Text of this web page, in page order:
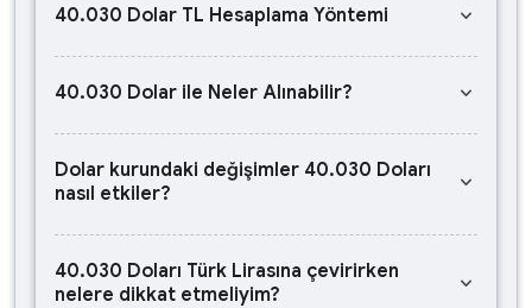
40.030 Dolar TL Hesaplama Yöntemi keyboard_arrow_down
40.030 Dolar ile Neler Alınabilir? keyboard_arrow_down
Dolar kurundaki değişimler 40.030 Doları
nasıl etkiler?
keyboard_arrow_down
40.030 Doları Türk Lirasına çevirirken
nelere dikkat etmeliyim?
keyboard_arrow_down